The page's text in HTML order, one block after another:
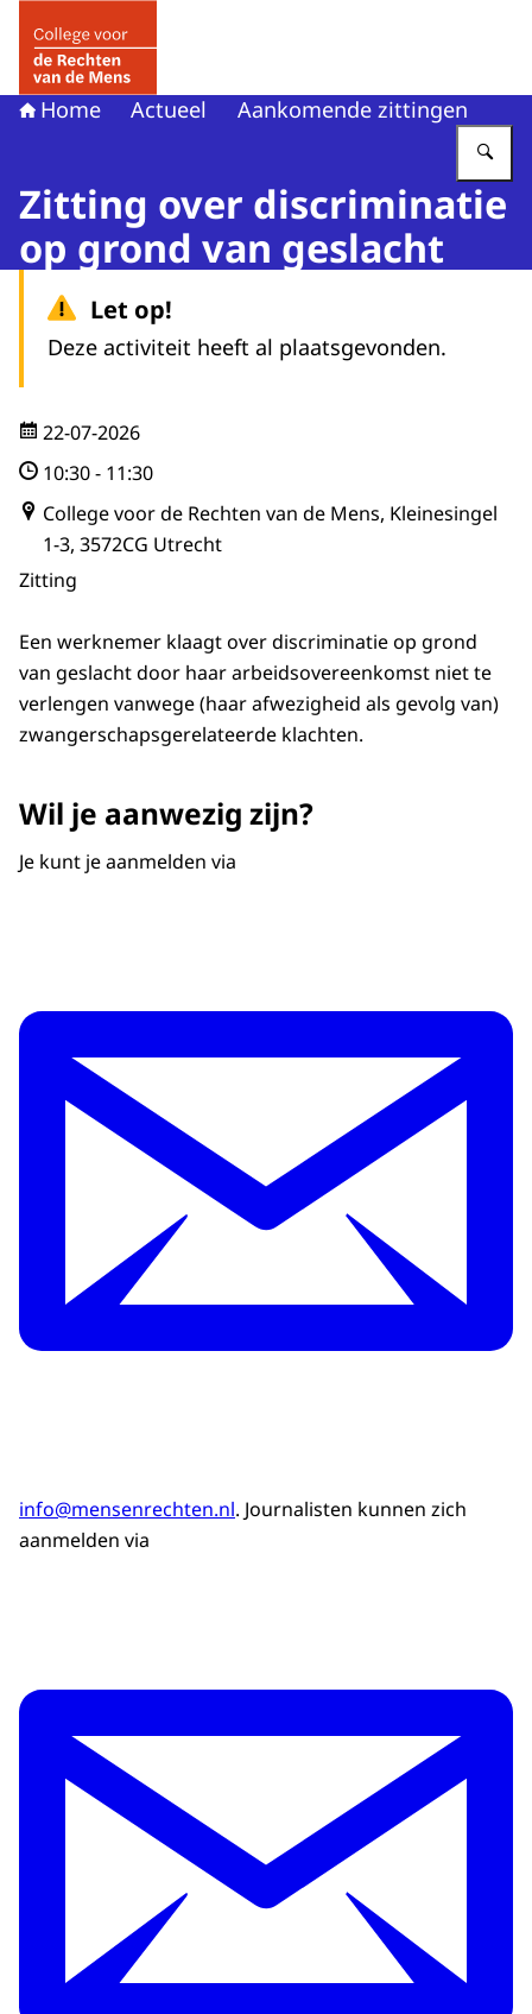
Home Actueel Aankomende zittingen
Zitting over discriminatie
op grond van geslacht
Let op!
Deze activiteit heeft al plaatsgevonden.
22-07-2026
10:30- 11:30
College voor de Rechten van de Mens, Kleinesingel
1-3, 3572CG Utrecht
Zitting
Een werknemer klaagt over discriminatie op grond
van geslacht door haar arbeidsovereenkomst niet te
verlengen vanwege (haar afwezigheid als gevolg van)
zwangerschapsgerelateerde klachten.
Wil je aanwezig zijn?
Je kunt je aanmelden via
info@mensenrechten.nl. Journalisten kunnen zich
aanmelden via